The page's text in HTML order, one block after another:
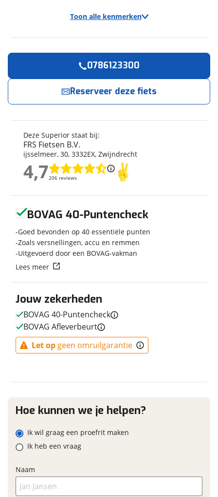
Toon alle kenmerken
Superior
Model
MTB 20 Racer 20
Frametype
Nieuw of occasion
Nieuw
Fabriekskleur White/blue/yellow
E-bike
Elektrisch? Niet elektrisch
Financieel
Prijs
€ 409,-
Garanties
BOVAG Garantie
Fabrieksgarantie
Deze Superior staat bij:
FRS Fietsen B.V.
ijsselmeer, 30, 3332EX, Zwijndrecht
4,7206 reviews
4,7
0786123300
Reserveer deze fiets
nu!
FRS Fietsen B.V. neemt snel contact met je op.
Jouw contactgegevens
Naam
E-mailadres
Telefoonnummer (optioneel)
Vraag mijn reservering aan
goed mogelijk bij de aanbieder te brengen. Lees hier meer
Jouw zekerheden
BOVAG 40-Puntencheck
BOVAG Afleverbeurt
Let op geen omruilgarantie
BOVAG 40-Puntencheck
Goed bevonden op 40 essentiële punten
Zoals versnellingen, accu en remmen
Uitgevoerd door een BOVAG-vakman
Lees meer
Hoe kunnen we je helpen?
Ik wil graag een proefrit maken
Ik heb een vraag
Naam